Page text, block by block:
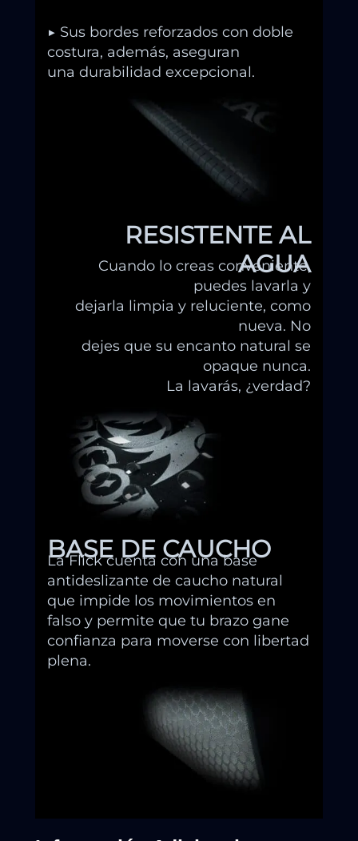
▶ Sus bordes reforzados con doble
costura, además, aseguran
una durabilidad excepcional.
RESISTENTE AL
AGUA
Cuando lo creas conveniente,
puedes lavarla y
dejarla limpia y reluciente, como
nueva. No
dejes que su encanto natural se
opaque nunca.
La lavarás, ¿verdad?
BASE DE CAUCHO
La Flick cuenta con una base
antideslizante de caucho natural
que impide los movimientos en
falso y permite que tu brazo gane
confianza para moverse con libertad
plena.